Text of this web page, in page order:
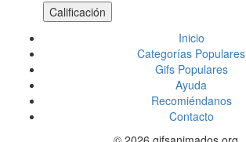
Inicio
Categorías Populares
Gifs Populares
Ayuda
Recomiéndanos
Contacto